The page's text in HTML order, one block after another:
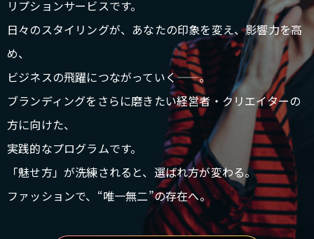
リプションサービスです。
日々のスタイリングが、あなたの印象を変え、影響力を高
め、
ビジネスの飛躍につながっていく——。
ブランディングをさらに磨きたい経営者・クリエイターの
方に向けた、
実践的なプログラムです。
「魅せ方」が洗練されると、選ばれ方が変わる。
ファッションで、“唯一無二”の存在へ。